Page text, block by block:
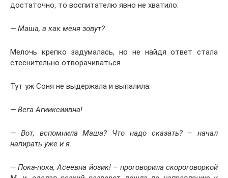
достаточно, то воспитателю явно не хватило:
— Маша, а как меня зовут?
Мелочь крепко задумалась, но не найдя ответ стала
стеснительно отворачиваться.
Тут уж Соня не выдержала и выпалила:
— Вега Агииксиивна!
— Вот, вспомнила Маша? Что надо сказать? – начал
напирать уже и я.
— Пока-пока, Асеевна йозик! – проговорила скороговоркой